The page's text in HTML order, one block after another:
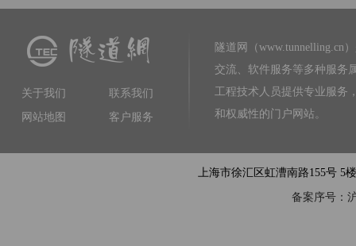
关于我们
联系我们
网站地图
客户服务
隧道网（www.tunnelling.cn）
交流、软件服务等多种服务
工程技术人员提供专业服务
和权威性的门户网站。
上海市徐汇区虹漕南路155号 5
备案序号：